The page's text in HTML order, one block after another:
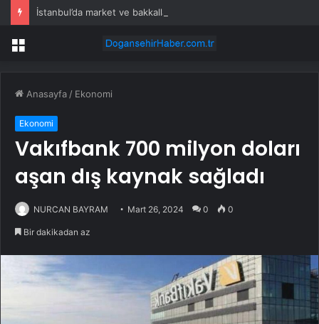
Menü
Anasayfa / Ekonomi
Ekonomi
Vakıfbank 700 milyon doları
aşan dış kaynak sağladı
NURCAN BAYRAM Mart 26, 2024 0 0
Bir dakikadan az